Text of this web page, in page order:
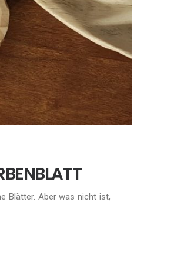
Blätter. Aber was nicht ist,